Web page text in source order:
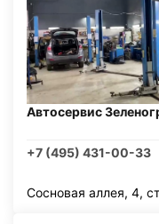
Автосервис
+7 (495) 431-00-33
Сосновая аллея, 4,